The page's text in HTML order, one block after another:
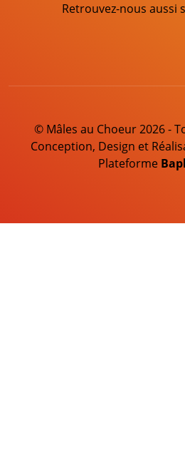
Retrouvez-nous aussi
© Mâles au Choeur 2026 -
Conception, Design et
Plateforme